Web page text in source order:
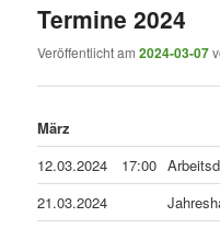
springen
springen
Termine 2024
Veröffentlicht am2024-03-07
März
12.03.2024
17:00
21.03.2024